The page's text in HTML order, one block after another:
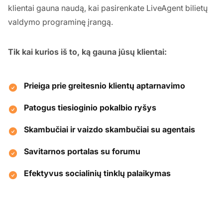
klientai gauna naudą, kai pasirenkate LiveAgent bilietų
valdymo programinę įrangą.
Tik kai kurios iš to, ką gauna jūsų klientai:
Prieiga prie greitesnio klientų aptarnavimo
Patogus tiesioginio pokalbio ryšys
Skambučiai ir vaizdo skambučiai su agentais
Savitarnos portalas su forumu
Efektyvus socialinių tinklų palaikymas